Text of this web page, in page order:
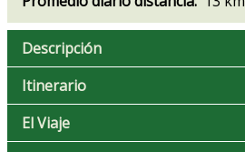
Descripción
Itinerario
El Viaje